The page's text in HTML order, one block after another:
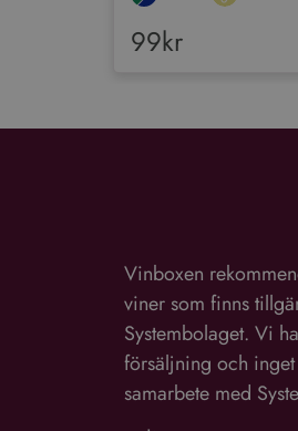
99kr
Vinboxen
viner som finns
Systembolaget. Vi
försäljning och
samarbete med